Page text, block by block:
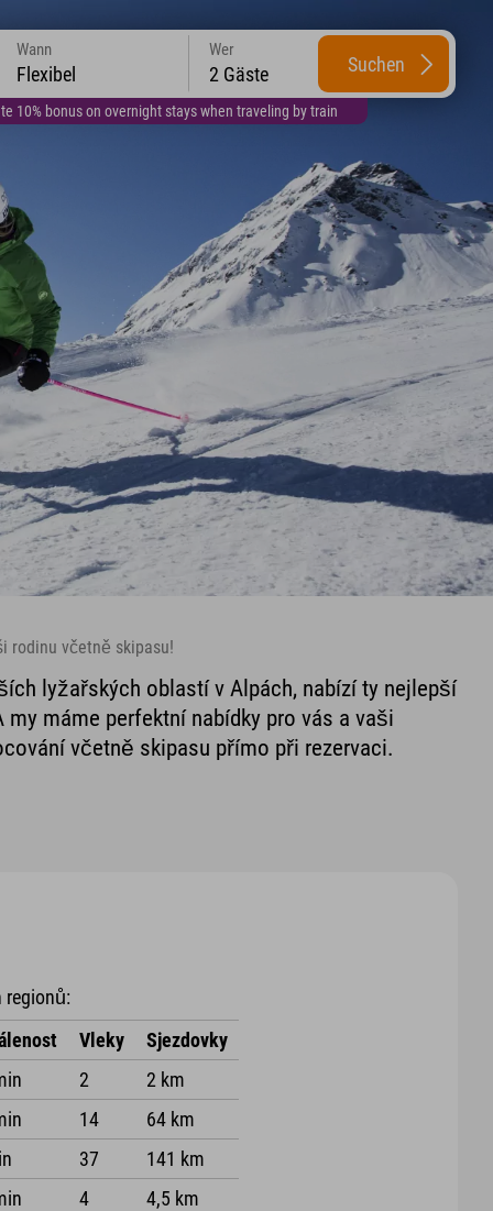
10% bonus on overnight stays when traveling by train
Wann
Flexibel
Wer
2 Gäste Suchen
rodinu včetně skipasu!
lyžařských oblastí v Alpách, nabízí ty nejlepší
máme perfektní nabídky pro vás a vaši
včetně skipasu přímo při rezervaci.
regionů:
Vleky
Sjezdovky
2
2 km
14
64 km
37
141 km
4
4,5 km